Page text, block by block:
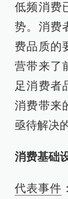
低频消费
势。消费
费品质的
营带来了
足消费者
消费带来
亟待解决
消费基础
代表事件